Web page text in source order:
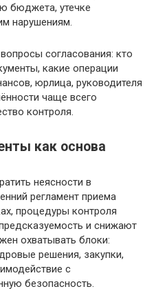
бюджета, утечке
нарушениям.
согласования: кто
какие операции
юрлица, руководителя
чаще всего
контроля.
как основа
неясности в
регламент приема
процедуры контроля
и снижают
охватывать блоки:
решения, закупки,
с
безопасность.